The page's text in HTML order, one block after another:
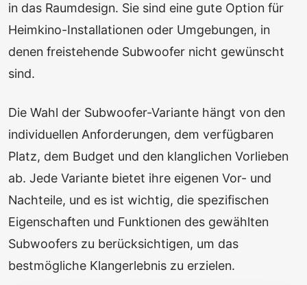
in das Raumdesign. Sie sind eine gute Option für
Heimkino-Installationen oder Umgebungen, in
denen freistehende Subwoofer nicht gewünscht
sind.
Die Wahl der Subwoofer-Variante hängt von den
individuellen Anforderungen, dem verfügbaren
Platz, dem Budget und den klanglichen Vorlieben
ab. Jede Variante bietet ihre eigenen Vor- und
Nachteile, und es ist wichtig, die spezifischen
Eigenschaften und Funktionen des gewählten
Subwoofers zu berücksichtigen, um das
bestmögliche Klangerlebnis zu erzielen.